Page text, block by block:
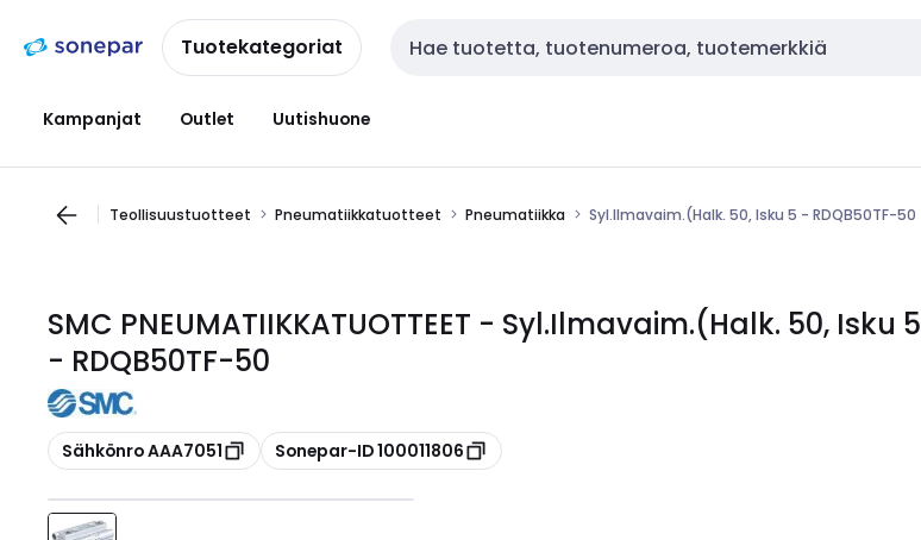
navigointiinsisältöönTuotekategoriat Haku
Kampanjat Outlet Uutishuone
Teollisuustuotteet Pneumatiikkatuotteet Pneumatiikka Syl.Ilmavaim.(Halk. 50, Isku 5 - RDQB50TF-50
SMC PNEUMATIIKKATUOTTEET - Syl.Ilmavaim.(Halk. 50, Isku 5
- RDQB50TF-50
Kopioi
Sähkönro AAA7051 Kopioi
Sonepar-ID 100011806